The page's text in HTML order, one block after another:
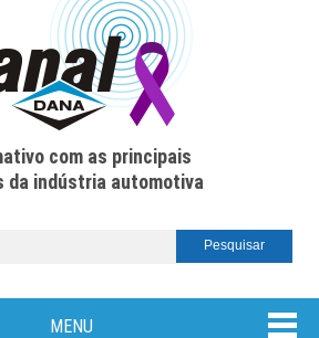
com as principais
da indústria automotiva
MENU